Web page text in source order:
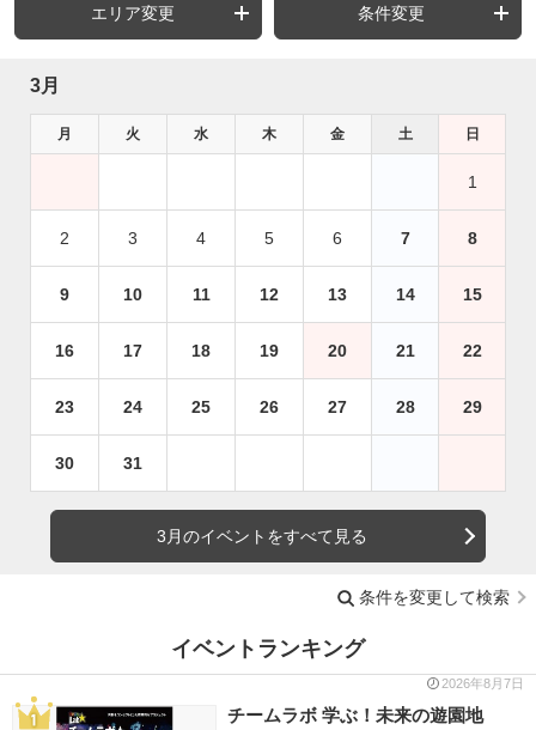
エリア変更 条件変更
3月
月 火 水 木 金 土 日
1
2 3 4 5 6 7 8
9 10 11 12 13 14 15
16 17 18 19 20 21 22
23 24 25 26 27 28 29
30 31
3月のイベントをすべて見る
条件を変更して検索
イベントランキング
2026年8月7日
チームラボ 学ぶ！未来の遊園地